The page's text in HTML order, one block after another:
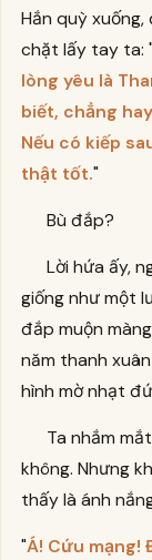
Hắn quỳ
chặt lấy tay ta: "
lòng yêu là
biết, chẳng
Nếu có kiếp
thật tốt."
Bù đắp?
Lời hứa ấy,
giống như một
đắp muộn
năm thanh
hình mờ nhạt
Ta nhắm
không. Nhưng
thấy là ánh
"Á! Cứu